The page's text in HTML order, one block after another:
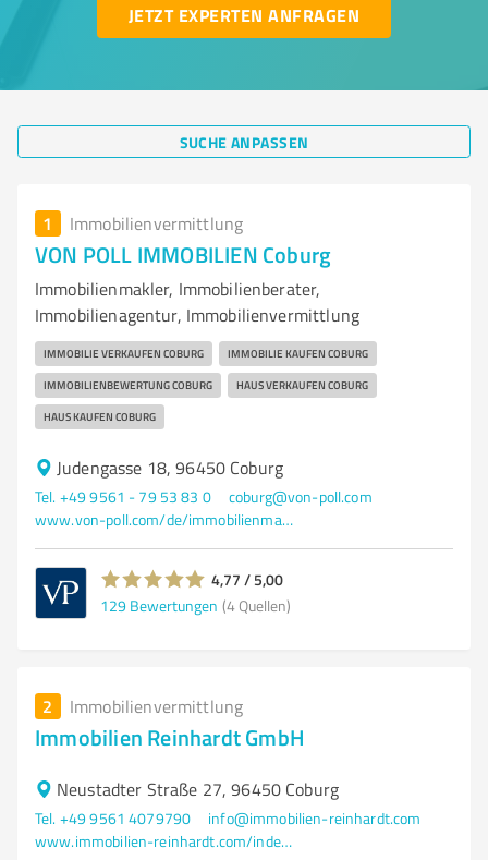
JETZT EXPERTEN ANFRAGEN
SUCHE ANPASSEN
1 Immobilienvermittlung
VON POLL IMMOBILIEN Coburg
Immobilienmakler, Immobilienberater,
Immobilienagentur, Immobilienvermittlung
IMMOBILIE VERKAUFEN COBURG IMMOBILIE KAUFEN COBURG
IMMOBILIENBEWERTUNG COBURG HAUS VERKAUFEN COBURG
HAUS KAUFEN COBURG
Judengasse 18, 96450 Coburg
Tel. +49 9561 - 79 53 83 0
coburg@von-poll.com
www.von-poll.com/de/immobilienmakler/coburg
4,77 / 5,00
129 Bewertungen (4 Quellen)
2 Immobilienvermittlung
Immobilien Reinhardt GmbH
Neustadter Straße 27, 96450 Coburg
Tel. +49 9561 4079790
info@immobilien-reinhardt.com
www.immobilien-reinhardt.com/index.php?s=0&la=de